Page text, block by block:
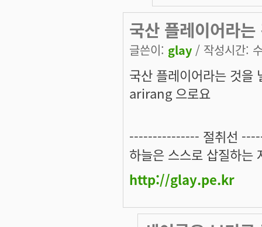
국산 플레이어라
글쓴이: glay / 작성시간:
국산 플레이어라는 것을
arirang 으로요
--------------- 절취선
하늘은 스스로 삽질하는
http://glay.pe.kr